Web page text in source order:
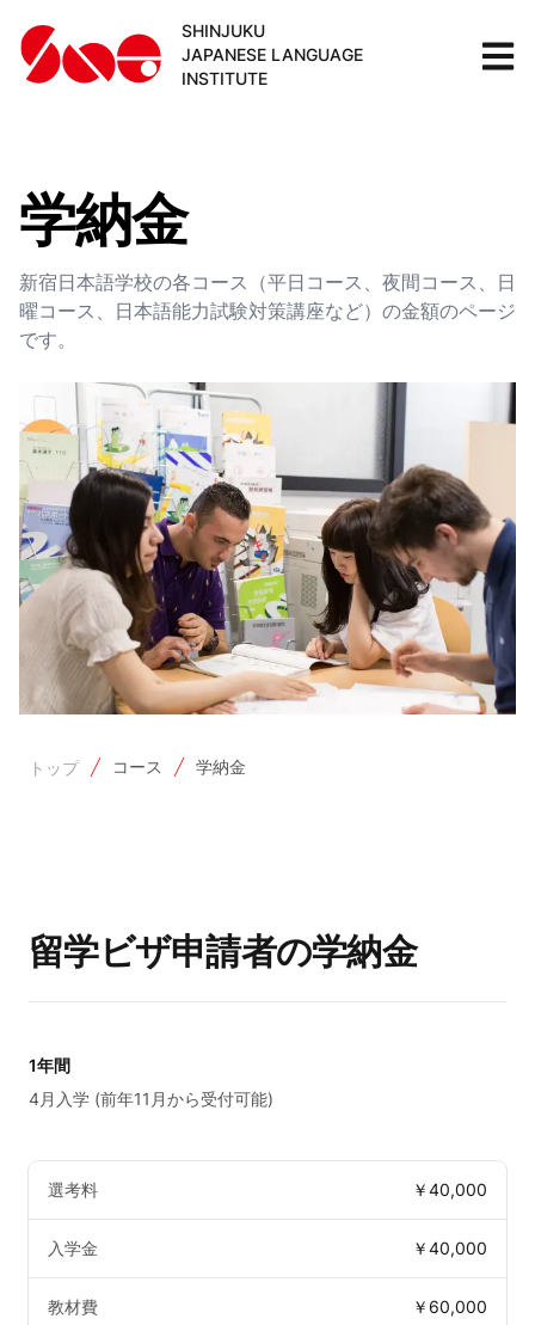
SHINJUKU
JAPANESE LANGUAGE
INSTITUTE
学納金
新宿日本語学校の各コース（平日コース、夜間コース、日
曜コース、日本語能力試験対策講座など）の金額のページ
です。
トップ コース 学納金
留学ビザ申請者の学納金
1年間
4月入学 (前年11月から受付可能)
選考料 ￥40,000
入学金 ￥40,000
教材費 ￥60,000